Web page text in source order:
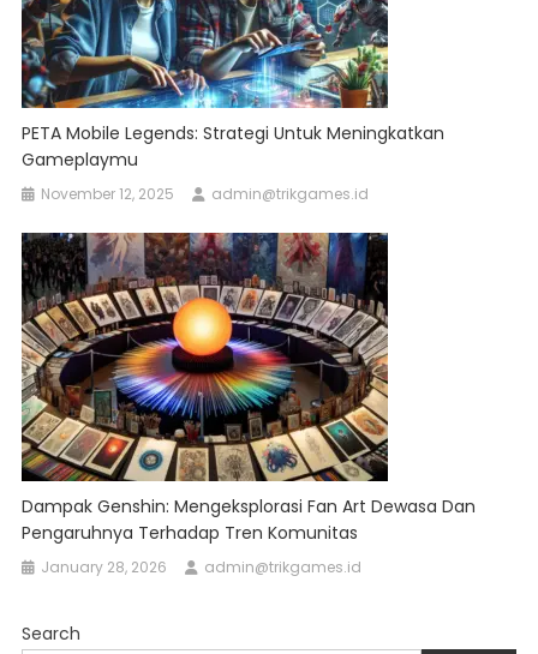
PETA Mobile Legends: Strategi Untuk Meningkatkan
Gameplaymu
November 12, 2025 admin@trikgames.id
Dampak Genshin: Mengeksplorasi Fan Art Dewasa Dan
Pengaruhnya Terhadap Tren Komunitas
January 28, 2026 admin@trikgames.id
Search